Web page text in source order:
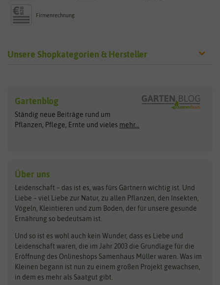
Firmenrechnung
Unsere Shopkategorien & Hersteller
Exotische Samen
Gemüsesamen
Gründünger
Kräutersamen
Obstsamen
Pilzbrut
Rasensamen
Steckzwiebeln
Zimmer & Kübelpflanzen
Kataloge
Schnäppchen
Anzucht & Gartenzubehör
Arche Noah
ASB Greenworld
Benary
Bingenheimer Saatgut
Bionana
BIOWOL
Blumicorn
Bûten Birds
Clever Pots
COMPO
Dürr-Samen
Feldsaaten Freudenberger
Fertil
Flora Elite
Gartenblog
Ständig neue Beiträge rund um
Pflanzen, Pflege, Ernte und vieles mehr...
Über uns
Leidenschaft – das ist es, was fürs Gärtnern wichtig ist. Und
Liebe – viel Liebe zur Natur, zu allen Pflanzen, den Insekten,
Vögeln, Kleintieren und zum Boden, der für unsere gesunde
Ernährung so bedeutsam ist.
Und so ist es wohl auch kein Wunder, dass es Liebe und
Leidenschaft waren, die im Jahr 2003 die Grundlage für die
Eröffnung des Onlineshops Samenhaus Müller waren. Was im
Kleinen begann ist nun zu einem großen Projekt gewachsen,
in dem es mehr als Saatgut gibt.